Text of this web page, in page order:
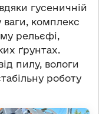
гусеничній
комплекс
рельєфі,
ґрунтах.
пилу, вологи
роботу